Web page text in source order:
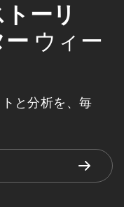
ーリ
ウィー
と分析を、毎